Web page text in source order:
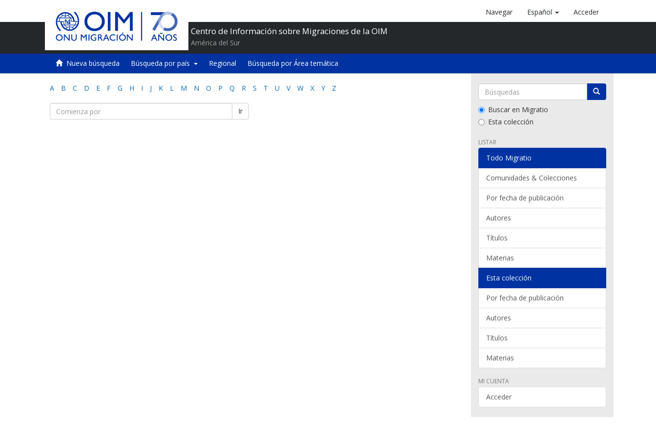
Centro de Información sobre Migraciones de la OIM
América del Sur
Navegar Español Acceder
Nueva búsqueda Búsqueda por país Regional Búsqueda por Área temática
A B C D E F G H I J K L M N O P Q R S T U V W X Y Z
Ir
Buscar en Migratio
Esta colección
LISTAR
Todo Migratio
Comunidades & Colecciones
Por fecha de publicación
Autores
Títulos
Materias
Esta colección
Por fecha de publicación
Autores
Títulos
Materias
MI CUENTA
Acceder